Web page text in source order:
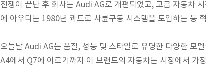
전쟁이 끝난 후 회사는 Audi AG로 개편되었고, 고급 자동차
에 아우디는 1980년 콰트로 사륜구동 시스템을 도입하는 등
오늘날 Audi AG는 품질, 성능 및 스타일로 유명한 다양한 모
A4에서 Q7에 이르기까지 이 브랜드의 자동차는 시장에서 가